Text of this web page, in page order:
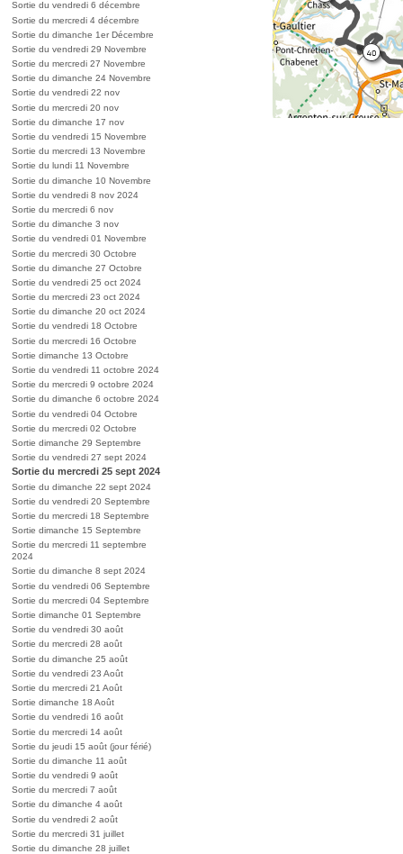
Sortie du vendredi 6 décembre
Sortie du mercredi 4 décembre
Sortie du dimanche 1er Décembre
Sortie du vendredi 29 Novembre
Sortie du mercredi 27 Novembre
Sortie du dimanche 24 Novembre
Sortie du vendredi 22 nov
Sortie du mercredi 20 nov
Sortie du dimanche 17 nov
Sortie du vendredi 15 Novembre
Sortie du mercredi 13 Novembre
Sortie du lundi 11 Novembre
Sortie du dimanche 10 Novembre
Sortie du vendredi 8 nov 2024
Sortie du mercredi 6 nov
Sortie du dimanche 3 nov
Sortie du vendredi 01 Novembre
Sortie du mercredi 30 Octobre
Sortie du dimanche 27 Octobre
Sortie du vendredi 25 oct 2024
Sortie du mercredi 23 oct 2024
Sortie du dimanche 20 oct 2024
Sortie du vendredi 18 Octobre
Sortie du mercredi 16 Octobre
Sortie dimanche 13 Octobre
Sortie du vendredi 11 octobre 2024
Sortie du mercredi 9 octobre 2024
Sortie du dimanche 6 octobre 2024
Sortie du vendredi 04 Octobre
Sortie du mercredi 02 Octobre
Sortie dimanche 29 Septembre
Sortie du vendredi 27 sept 2024
Sortie du mercredi 25 sept 2024
Sortie du dimanche 22 sept 2024
Sortie du vendredi 20 Septembre
Sortie du mercredi 18 Septembre
Sortie dimanche 15 Septembre
Sortie du mercredi 11 septembre
2024
Sortie du dimanche 8 sept 2024
Sortie du vendredi 06 Septembre
Sortie du mercredi 04 Septembre
Sortie dimanche 01 Septembre
Sortie du vendredi 30 août
Sortie du mercredi 28 août
Sortie du dimanche 25 août
Sortie du vendredi 23 Août
Sortie du mercredi 21 Août
Sortie dimanche 18 Août
Sortie du vendredi 16 août
Sortie du mercredi 14 août
Sortie du jeudi 15 août (jour férié)
Sortie du dimanche 11 août
Sortie du vendredi 9 août
Sortie du mercredi 7 août
Sortie du dimanche 4 août
Sortie du vendredi 2 août
Sortie du mercredi 31 juillet
Sortie du dimanche 28 juillet